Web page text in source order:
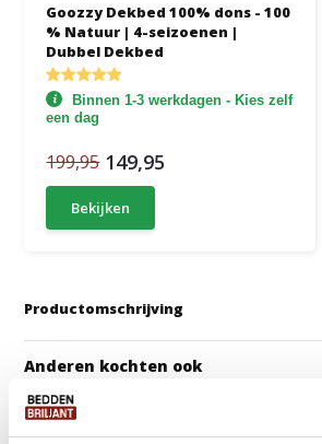
Goozzy Dekbed 100% dons - 100
% Natuur | 4-seizoenen |
Dubbel Dekbed
Binnen 1-3 werkdagen - Kies zelf
een dag
199,95 149,95
Bekijken
Productomschrijving
Anderen kochten ook